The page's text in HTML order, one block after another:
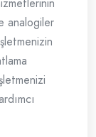
analogiler